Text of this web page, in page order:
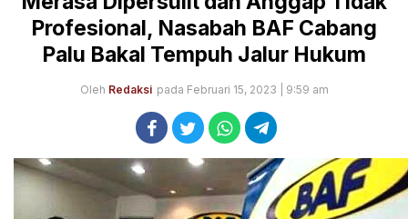
Profesional, Nasabah BAF Cabang
Palu Bakal Tempuh Jalur Hukum
Oleh Redaksi pada Februari 15, 2023 | 9:59 am